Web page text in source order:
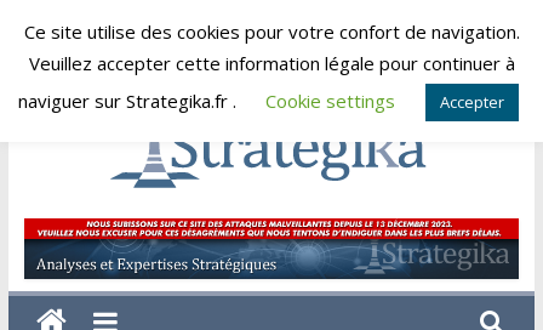
Skip
jeudi, août 6, 2026
Strategika
Expertise
et
Ce site utilise des cookies pour votre confort de navigation.
Veuillez accepter cette information légale pour continuer à
naviguer sur Strategika.fr .
Cookie settings Accepter